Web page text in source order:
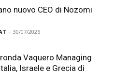
nuovo CEO di Nozomi
- 30/07/2026
Vaquero Managing
Israele e Grecia di